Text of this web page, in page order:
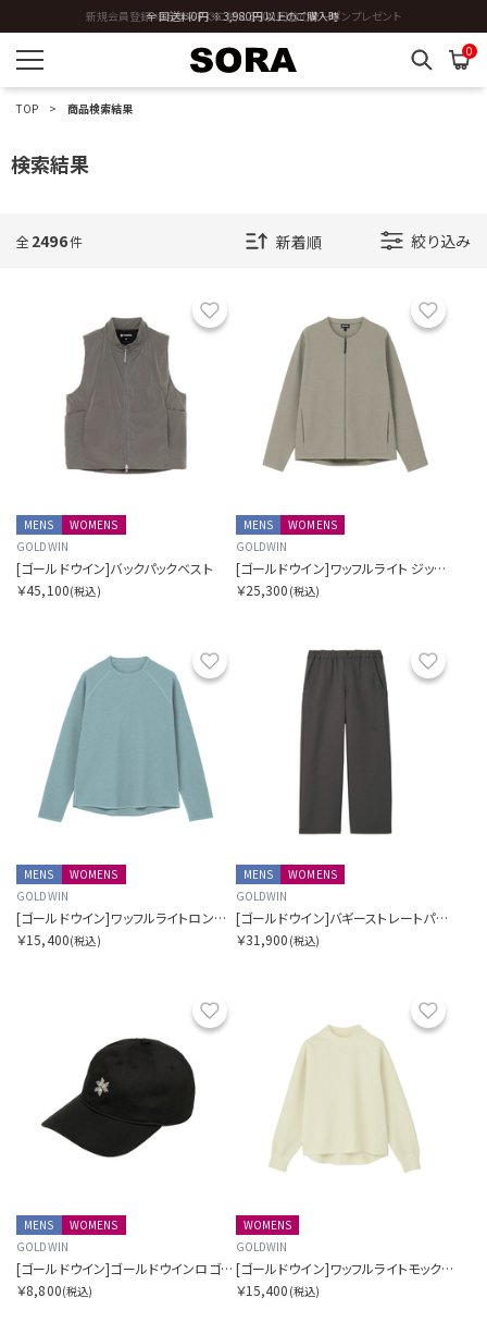
全国送料0円 ※3,980円以上のご購入時
0
TOP 商品検索結果
検索結果
全 2496件 絞り込み
お気に入り
MENS
WOMENS
GOLDWIN
[ゴールドウイン]バックパックベスト
￥45,100(税込)
MENS
WOMENS
GOLDWIN
[ゴールドウイン]ワッフルライト ジップ カーディガン
￥25,300 (税込)
お気に入り
MENS
WOMENS
GOLDWIN
[ゴールドウイン]ワッフルライトロングスリーブティーシャツ
￥15,400(税込)
MENS
WOMENS
GOLDWIN
[ゴールドウイン]バギーストレートパンツ
￥31,900 (税込)
お気に入り
MENS
WOMENS
GOLDWIN
[ゴールドウイン]ゴールドウインロゴコットンキャップ
￥8,800(税込)
WOMENS
GOLDWIN
[ゴールドウイン]ワッフルライトモックネックロングスリーブティーシャツ
￥15,400 (税込)